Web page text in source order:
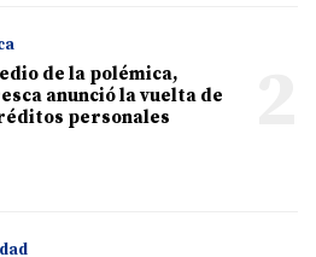
de la polémica,
anunció la vuelta de
personales